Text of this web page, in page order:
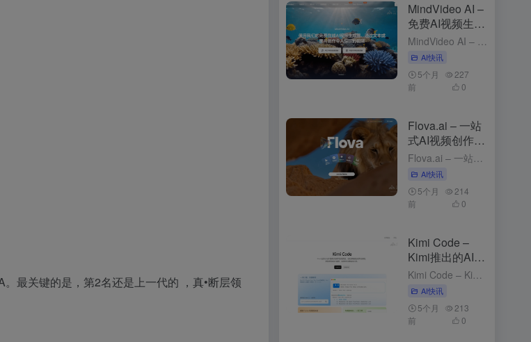
。最关键的是，第2名还是上一代的 ，真•断层领
MindVideo AI –
免费AI视频生成
工具，支持图、
文生视频
MindVideo AI – 免费AI视频生成工具，支持图、文生视频 4个月前发布 MindVideo AI是什么 MindVideo AI 是先进的免费在线 ，支持和功能。用户只需输入文字描述或上传...
AI快讯
5个月
前
227
0
Flova.ai – 一站
式AI视频创作平
台，对话式创作Flova.ai – 一站式AI视频创作平台，对话式创作 5个月前发布 Flova.ai是什么 Flova.ai 是创新的 ，通过自然对话的方式，将用户的创意转化为完整的视频作品。用户只需输入一个核心...
AI快讯
5个月
前
214
0
Kimi Code –
Kimi推出的AI编
程工具
Kimi Code – Kimi推出的AI编程工具 2个月前发布 Kimi Code是什么 Kimi Code 是 Kimi推出的，可在终端（CLI）、VS Code 、 、JetBrains 和 Z...
AI快讯
5个月
前
213
0